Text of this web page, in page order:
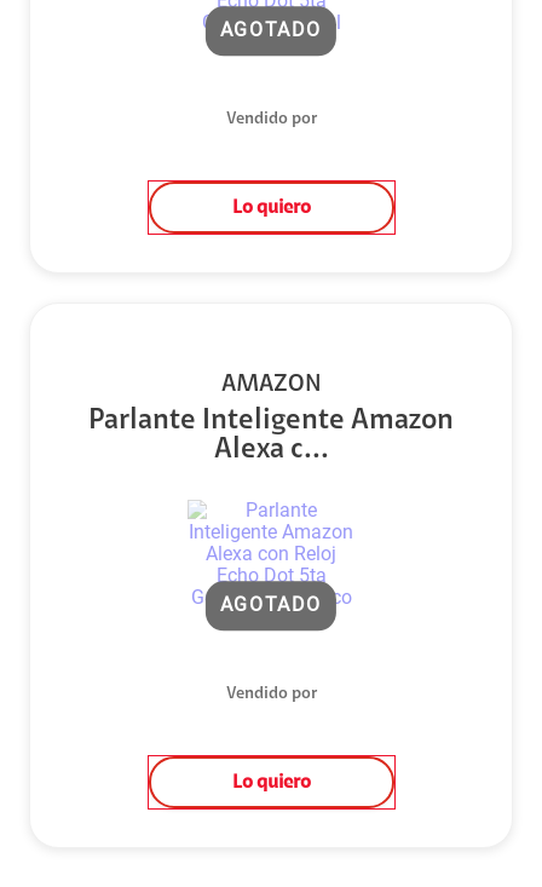
AGOTADO
Vendido por
Lo quiero
AMAZON
Parlante Inteligente Amazon
Alexa c...
AGOTADO
Vendido por
Lo quiero